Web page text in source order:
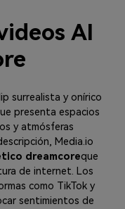
AI
surrealista y onírico
presenta espacios
y atmósferas
Media.io
dreamcoreque
de internet. Los
como TikTok y
sentimientos de